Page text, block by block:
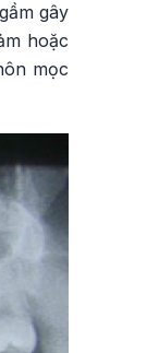
gây
hoặc
mọc